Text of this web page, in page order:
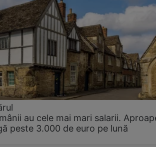
au cele mai mari salarii.
peste 3.000 de euro pe lună